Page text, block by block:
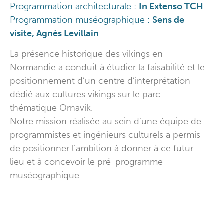
Programmation architecturale : In Extenso TCH
Programmation muséographique : Sens de
visite, Agnès Levillain
La présence historique des vikings en
Normandie a conduit à étudier la faisabilité et le
positionnement d’un centre d’interprétation
dédié aux cultures vikings sur le parc
thématique Ornavik.
Notre mission réalisée au sein d’une équipe de
programmistes et ingénieurs culturels a permis
de positionner l’ambition à donner à ce futur
lieu et à concevoir le pré-programme
muséographique.